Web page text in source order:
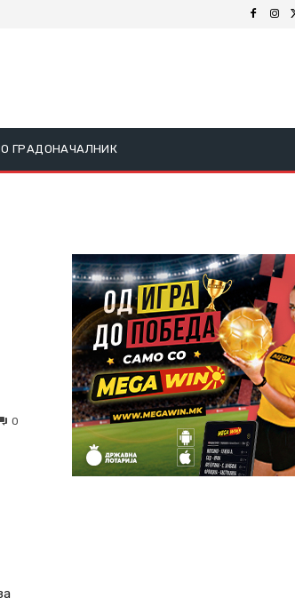
ГРАДОНАЧАЛНИК
0